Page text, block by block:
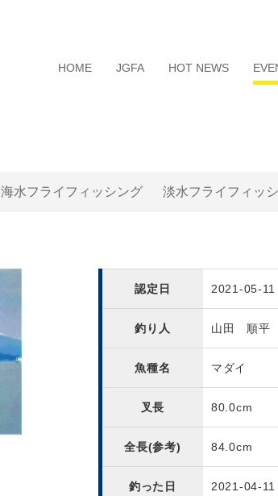
HOME JGFA HOT NEWS
海水フライフィッシング 淡水フライフィッ
認定日 2021-05-11
釣り人 山田 順平
魚種名 マダイ
叉長 80.0cm
全長(参考) 84.0cm
釣った日 2021-04-11